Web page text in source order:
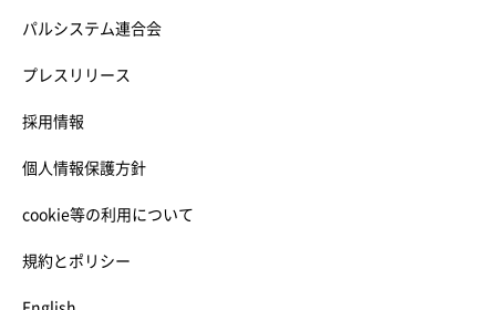
パルシステム連合会
プレスリリース
採用情報
個人情報保護方針
cookie等の利用について
規約とポリシー